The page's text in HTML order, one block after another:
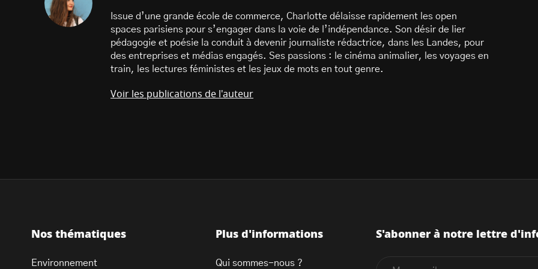
Issue d’une grande école de commerce, Charlotte délaisse rapidement les open
spaces parisiens pour s’engager dans la voie de l’indépendance. Son désir de lier
pédagogie et poésie la conduit à devenir journaliste rédactrice, dans les Landes, pour
des entreprises et médias engagés. Ses passions : le cinéma animalier, les voyages en
train, les lectures féministes et les jeux de mots en tout genre.
Voir les publications de l'auteur
Nos thématiques
Environnement
Plus d'informations
Qui sommes-nous ?
S'abonner à notre lettre